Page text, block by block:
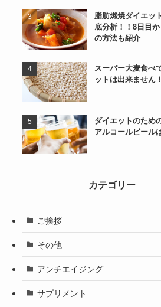
脂肪燃焼ダイエッ
底分析！！8日目
の方法も紹介
スーパー大麦食べ
ットは出来ません！
ダイエットのため
アルコールビール
カテゴリー
ご挨拶
その他
アンチエイジング
サプリメント